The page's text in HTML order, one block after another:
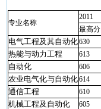
专业名称
2011
最高分
电气工程及其自动化630
热能与动力工程 613
自动化 606
农业电气化与自动化614
通信工程 610
机械工程及自动化 605